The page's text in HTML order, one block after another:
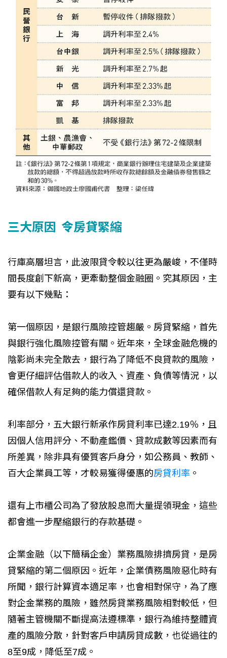
三大原因 令房貸緊縮
行庫高層坦言，此波限貸令較以往更為嚴峻，不僅時
間長度創下新高，更牽動整個金融圈。究其原因，主
要有以下幾點：
第一個原因，是銀行風險控管趨嚴。房貸緊縮，首先
與銀行強化風險控管有關。近年來，全球金融危機的
陰影尚未完全散去，銀行為了降低不良貸款的風險，
會更仔細評估借款人的收入、資產、負債等情況，以
確保借款人有足夠的能力償還貸款。
利率部分，五大銀行新承作房貸利率已達2.19％，且
因個人信用評分、不動產鑑價、貸款成數等因素而有
所差異，除非具有優質客戶身分，如公務員、教師、
百大企業員工等，才較易獲得優惠的房貸利率 。
還有上市櫃公司為了發放股息而大量提領現金，這些
都會進一步壓縮銀行的存款基礎。
企業金融（以下簡稱企金）業務風險排擠房貸，是房
貸緊縮的第二個原因。近年，企業債務風險惡化時有
所聞，銀行計算資本適足率，也會相對保守，為了應
對企金業務的風險，雖然房貸業務風險相對較低，但
隨著主管機關不斷提高法遵標準，銀行為維持整體資
產的風險分散，針對客戶申請房貸成數，也從過往的
8至9成，降低至7成。